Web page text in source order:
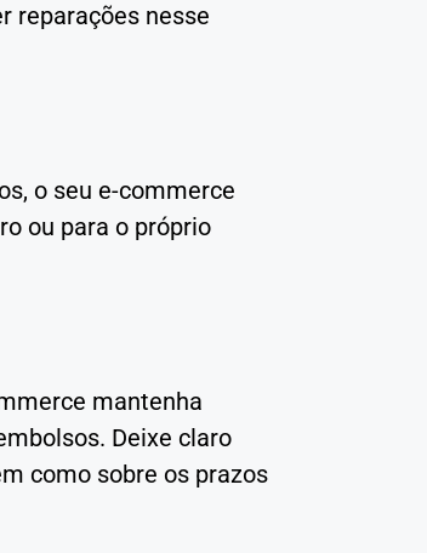
reparações nesse
o seu e-commerce
ou para o próprio
mantenha
Deixe claro
como sobre os prazos